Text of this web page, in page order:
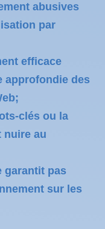
abusives
par
efficace
approfondie des
clés ou la
nuire au
garantit pas
sur les